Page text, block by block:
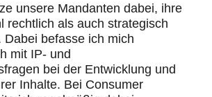
unsere Mandanten dabei, ihre
rechtlich als auch strategisch
Dabei befasse ich mich
mit IP- und
bei der Entwicklung und
Inhalte. Bei Consumer